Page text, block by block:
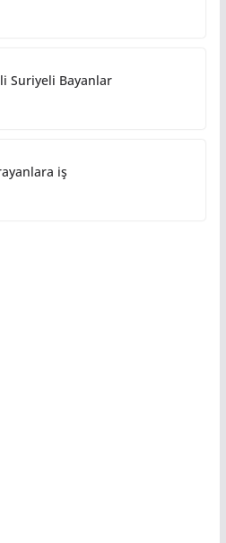
Suriyeli Bayanlar
iş